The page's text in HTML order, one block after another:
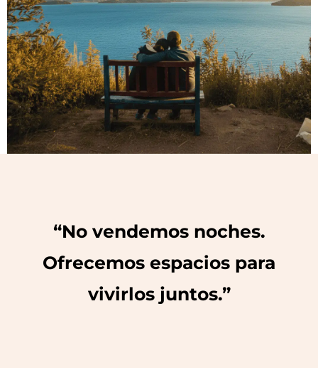
“No vendemos noches.
Ofrecemos espacios para
vivirlos juntos.”